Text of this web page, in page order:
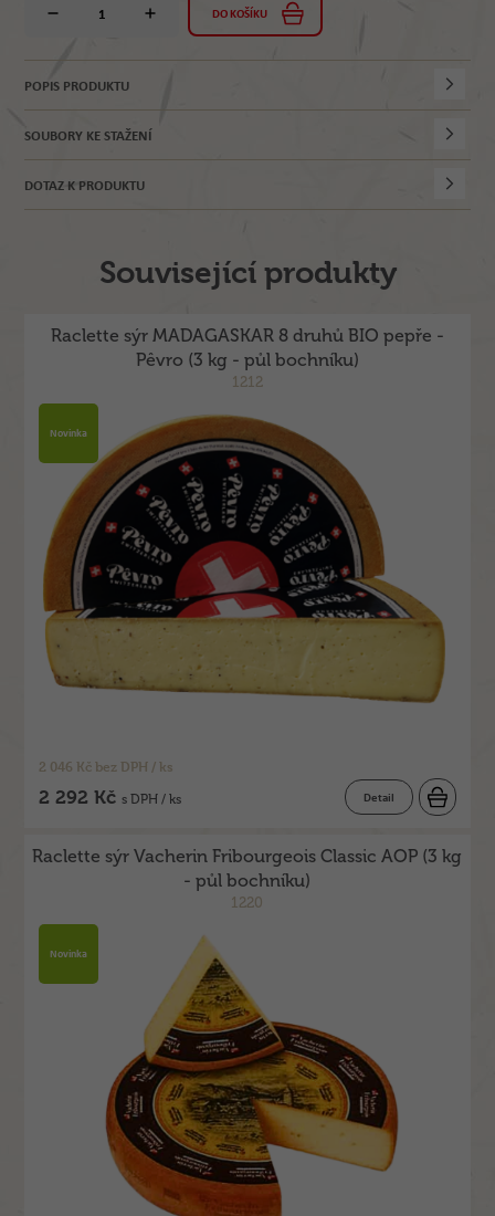
DO KOŠÍKU
POPIS PRODUKTU
SOUBORY KE STAŽENÍ
DOTAZ K PRODUKTU
Související produkty
Raclette sýr MADAGASKAR 8 druhů BIO pepře -
Pêvro (3 kg - půl bochníku)
1212
Novinka
2 046 Kč bez DPH / ks
2 292 Kčs DPH / ks Detail
Raclette sýr Vacherin Fribourgeois Classic AOP (3 kg
- půl bochníku)
1220
Novinka